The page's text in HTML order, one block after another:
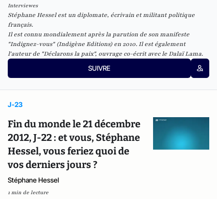
Interviewes
Stéphane Hessel est un diplomate, écrivain et militant politique
français.
Il est connu mondialement après la parution de son manifeste
"Indignez-vous" (Indigène Editions) en 2010. Il est également
l'auteur de "Déclarons la paix", ouvrage co-écrit avec le Dalaï Lama.
SUIVRE
J-23
Fin du monde le 21 décembre
2012, J-22 : et vous, Stéphane
Hessel, vous feriez quoi de
vos derniers jours ?
Stéphane Hessel
1 min de lecture